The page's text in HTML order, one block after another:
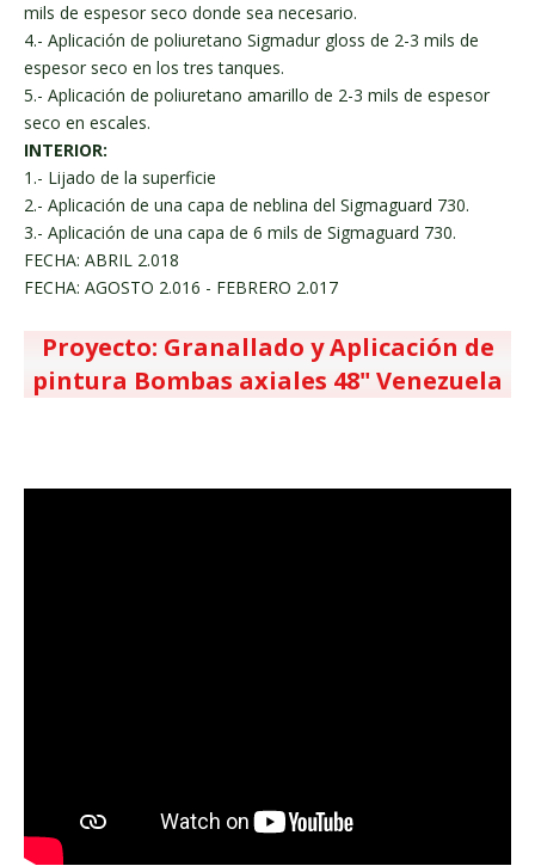
mils de espesor seco donde sea necesario.
4.- Aplicación de poliuretano Sigmadur gloss de 2-3 mils de
espesor seco en los tres tanques.
5.- Aplicación de poliuretano amarillo de 2-3 mils de espesor
seco en escales.
INTERIOR:
1.- Lijado de la superficie
2.- Aplicación de una capa de neblina del Sigmaguard 730.
3.- Aplicación de una capa de 6 mils de Sigmaguard 730.
FECHA: ABRIL 2.018
FECHA: AGOSTO 2.016 - FEBRERO 2.017
Proyecto: Granallado y Aplicación de
pintura Bombas axiales 48" Venezuela